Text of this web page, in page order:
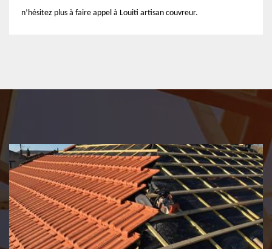
n’hésitez plus à faire appel à Louiti artisan couvreur.